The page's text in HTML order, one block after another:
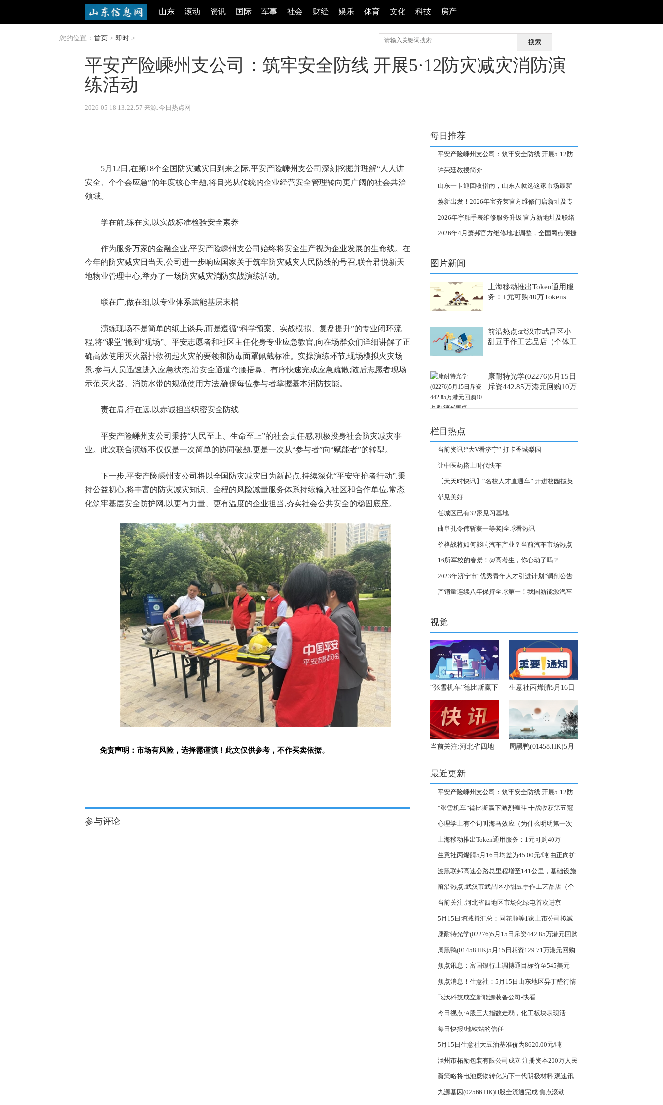
山东 滚动 资讯 国际 军事 社会 财经 娱乐 体育 文化 科技 房产
您的位置： 首页 > 即时 > 搜索
平安产险嵊州支公司：筑牢安全防线 开展5·12防灾减灾消防演
练活动
2026-05-18 13:22:57 来源:今日热点网
5月12日,在第18个全国防灾减灾日到来之际,平安产险嵊州支公司深刻挖掘并理解“人人讲
安全、个个会应急”的年度核心主题,将目光从传统的企业经营安全管理转向更广阔的社会共治
领域。
学在前,练在实,以实战标准检验安全素养
作为服务万家的金融企业,平安产险嵊州支公司始终将安全生产视为企业发展的生命线。在
今年的防灾减灾日当天,公司进一步响应国家关于筑牢防灾减灾人民防线的号召,联合君悦新天
地物业管理中心,举办了一场防灾减灾消防实战演练活动。
联在广,做在细,以专业体系赋能基层末梢
演练现场不是简单的纸上谈兵,而是遵循“科学预案、实战模拟、复盘提升”的专业闭环流
程,将“课堂”搬到“现场”。平安志愿者和社区主任化身专业应急教官,向在场群众们详细讲解了正
确高效使用灭火器扑救初起火灾的要领和防毒面罩佩戴标准。实操演练环节,现场模拟火灾场
景,参与人员迅速进入应急状态,沿安全通道弯腰捂鼻、有序快速完成应急疏散;随后志愿者现场
示范灭火器、消防水带的规范使用方法,确保每位参与者掌握基本消防技能。
责在肩,行在远,以赤诚担当织密安全防线
平安产险嵊州支公司秉持“人民至上、生命至上”的社会责任感,积极投身社会防灾减灾事
业。此次联合演练不仅仅是一次简单的协同破题,更是一次从“参与者”向“赋能者”的转型。
下一步,平安产险嵊州支公司将以全国防灾减灾日为新起点,持续深化“平安守护者行动”,秉
持公益初心,将丰富的防灾减灾知识、全程的风险减量服务体系持续输入社区和合作单位,常态
化筑牢基层安全防护网,以更有力量、更有温度的企业担当,夯实社会公共安全的稳固底座。
免责声明：市场有风险，选择需谨慎！此文仅供参考，不作买卖依据。
参与评论
每日推荐
平安产险嵊州支公司：筑牢安全防线 开展5·12防
灾减灾消防演练活动
许荣廷教授简介
山东一卡通回收指南，山东人就选这家市场最新
推荐的卡券回收平台，不仅高效还安心！实测5分钟
余额兑现，全国游玩可用！
焕新出发！2026年宝齐莱官方维修门店新址及专
属热线正式公布
2026年宇舶手表维修服务升级 官方新地址及联络
方式发布
2026年4月萧邦官方维修地址调整，全国网点便捷
图片新闻
上海移动推出Token通用服
务：1元可购40万Tokens
前沿热点:武汉市武昌区小
甜豆手作工艺品店（个体工
民币
康耐特光学(02276)5月15日
斥资442.85万港元回购10万
栏目热点
当前资讯!“大V看济宁” 打卡香城梨园
让中医药搭上时代快车
【天天时快讯】“名校人才直通车” 开进校园揽英
郁见美好
任城区已有32家见习基地
曲阜孔令伟斩获一等奖|全球看热讯
价格战将如何影响汽车产业？当前汽车市场热点
剖析16所军校的春景！@高考生，你心动了吗？
2023年济宁市“优秀青年人才引进计划”调剂公告
产销量连续八年保持全球第一！我国新能源汽车
视觉
“张雪机车”德比斯赢下
激烈缠斗 十战收获第
五冠
生意社丙烯腈5月16日
均差为45.00元/吨 由正
向扩大转为缩小 快看
当前关注:河北省四地
周黑鸭(01458.HK)5月
最近更新
平安产险嵊州支公司：筑牢安全防线 开展5·12防
灾减灾消防演练活动
“张雪机车”德比斯赢下激烈缠斗 十战收获第五冠
心理学上有个词叫海马效应（为什么明明第一次
经历，却感觉熟悉到骨子里） 焦点热文
上海移动推出Token通用服务：1元可购40万
Tokens
生意社丙烯腈5月16日均差为45.00元/吨 由正向扩
大转为缩小 快看点
波黑联邦高速公路总里程增至141公里，基础设施
建设仍显缓慢
前沿热点:武汉市武昌区小甜豆手作工艺品店（个
体工商户）成立 注册资本1万人民币
当前关注:河北省四地区市场化绿电首次进京
5月15日增减持汇总：同花顺等1家上市公司拟减
持 安通控股增持（表）
康耐特光学(02276)5月15日斥资442.85万港元回购
10万股 独家焦点
周黑鸭(01458.HK)5月15日耗资129.71万港元回购
82.9万股
焦点讯息：富国银行上调博通目标价至545美元
焦点消息！生意社：5月15日山东地区异丁醛行情
弱势趋稳
飞沃科技成立新能源装备公司-快看
今日视点:A股三大指数走弱，化工板块表现活
跃，多股涨停
每日快报!地铁站的信任
5月15日生意社大豆油基准价为8620.00元/吨
滁州市柘励包装有限公司成立 注册资本200万人民
新策略将电池废物转化为下一代阴极材料 观速讯
九源基因(02566.HK)H股全流通完成 焦点滚动